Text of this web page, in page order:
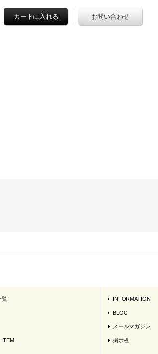
覧
ITEM
INFORMATION
BLOG
メールマガジン
掲示板